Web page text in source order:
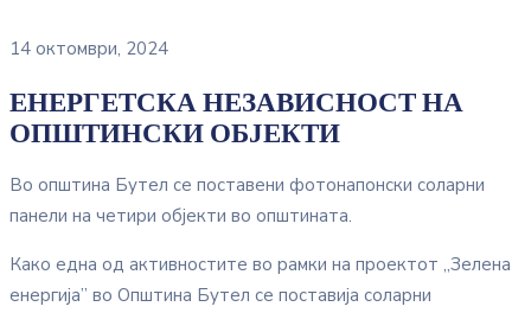
14 октомври, 2024
ЕНЕРГЕТСКА НЕЗАВИСНОСТ НА
ОПШТИНСКИ ОБЈЕКТИ
Во општина Бутел се поставени фотонапонски соларни
панели на четири објекти во општината.
Како една од активностите во рамки на проектот „Зелена
енергија” во Општина Бутел се поставија соларни